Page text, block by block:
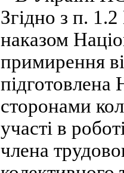
Згідно з п.
наказом
примирення
підготовлена
сторонами
участі в
члена